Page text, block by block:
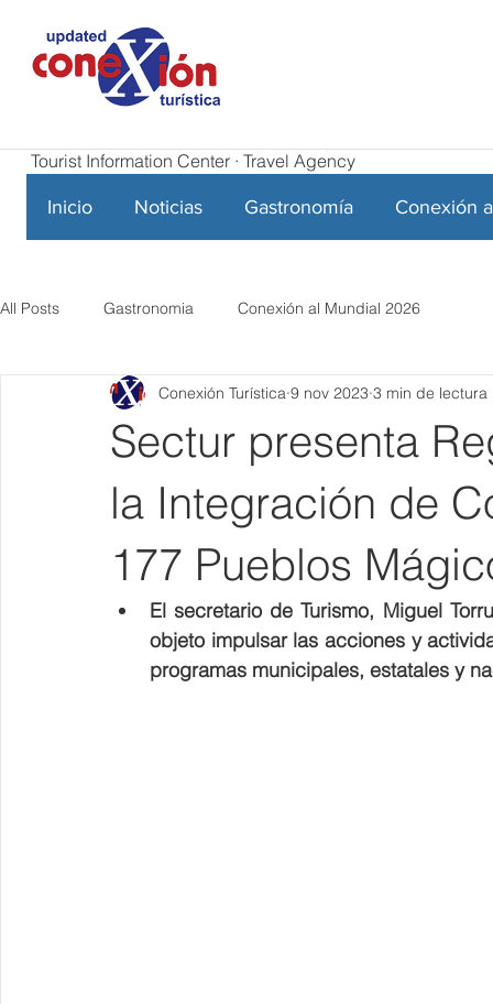
Tourist Information Center · Travel Agency
Inicio Noticias Gastronomía Conexión
All Posts Gastronomia Conexión al Mundial 2026
Sectur presenta
la Integración de
177 Pueblos
Conexión Turística 9 nov 2023 3 min de lectura
El secretario de Turismo, Miguel
objeto impulsar las acciones y
programas municipales, estatales y